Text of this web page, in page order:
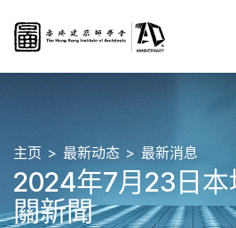
主页 最新动态 最新消息
2024年7月23日本
關新聞